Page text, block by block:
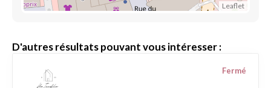
Leaflet
D'autres résultats pouvant vous intéresser :
Fermé